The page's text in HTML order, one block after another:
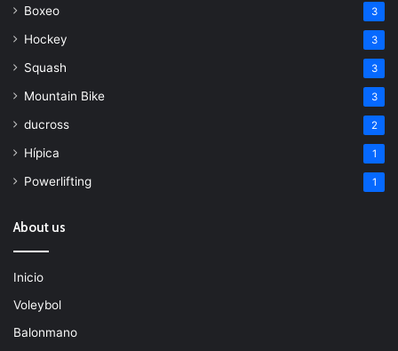
Boxeo 3
Hockey 3
Squash 3
Mountain Bike 3
ducross 2
Hípica 1
Powerlifting 1
About us
Inicio
Voleybol
Balonmano